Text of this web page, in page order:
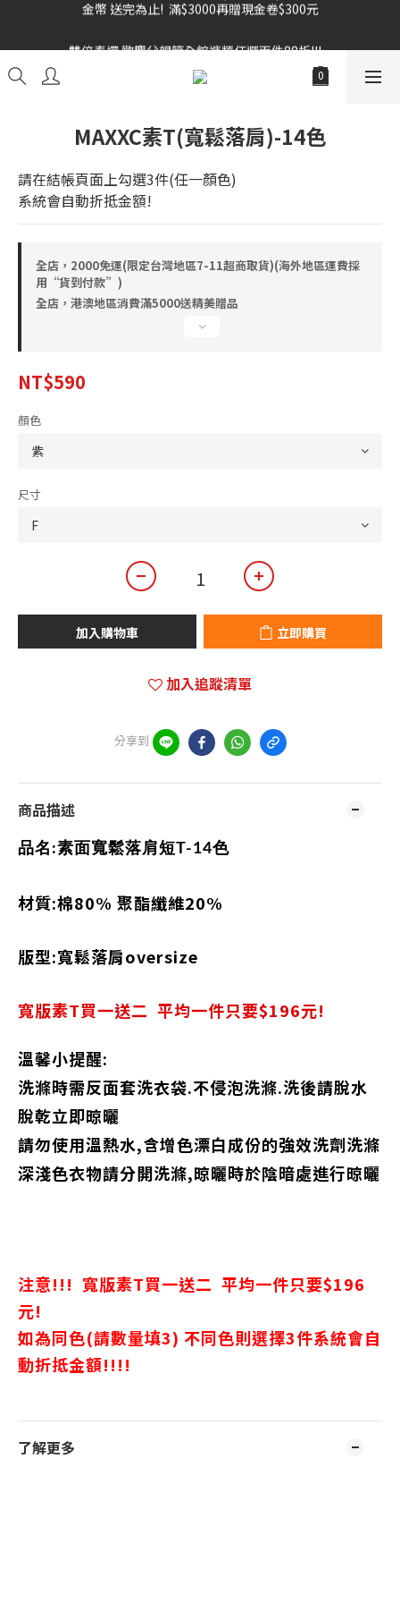
MAXXC素T(寬鬆落肩)-14色
請在結帳頁面上勾選3件(任一顏色)
系統會自動折抵金額!
全店，2000免運(限定台灣地區7-11超商取貨)(海外地區運費採
用“貨到付款”)
全店，港澳地區消費滿5000送精美贈品
NT$590
顏色
尺寸
加入購物車 立即購買
加入追蹤清單
分享到
商品描述
品名:素面寬鬆落肩短T-14色
材質:棉80% 聚酯纖維20%
版型:寬鬆落肩oversize
寬版素T買一送二 平均一件只要$196元!
溫馨小提醒:
洗滌時需反面套洗衣袋.不侵泡洗滌.洗後請脫水
脫乾立即晾曬
請勿使用溫熱水,含增色漂白成份的強效洗劑洗滌
深淺色衣物請分開洗滌,晾曬時於陰暗處進行晾曬
注意!!! 寬版素T買一送二 平均一件只要$196
元!
如為同色(請數量填3) 不同色則選擇3件系統會自
動折抵金額!!!!
了解更多